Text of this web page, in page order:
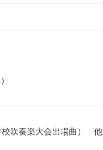
吹奏楽大会出場曲） 他